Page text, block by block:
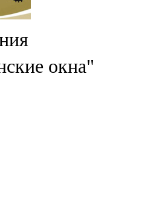
окна"